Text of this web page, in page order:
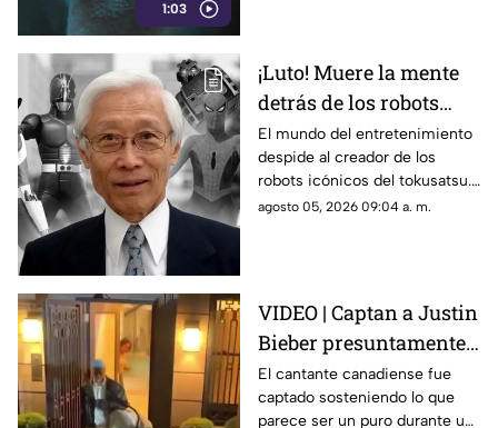
1:03
¡Luto! Muere la mente
detrás de los robots
icónicos del tokusatsu
y los Power Rangers
El mundo del entretenimiento
despide al creador de los
robots icónicos del tokusatsu.
Su trabajo revolucionó series
agosto 05, 2026 09:04 a. m.
VIDEO | Captan a Justin
Bieber presuntamente
fumando cerca de su
bebé
El cantante canadiense fue
captado sosteniendo lo que
parece ser un puro durante un